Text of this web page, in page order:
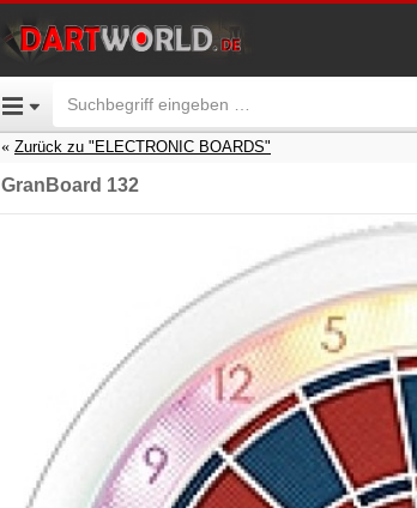
Zurück zu "ELECTRONIC BOARDS"
GranBoard 132